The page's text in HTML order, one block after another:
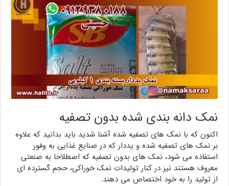
نمک دانه بندی شده بدون تصفیه
اکنون که با نمک های تصفیه شده آشنا شدید باید بدانید که علاوه
بر نمک های تصفیه شده و یددار که در صنایع غذایی به وفور
استفاده می شود، نمک های بدون تصفیه که اصطلاحا به صنعتی
معروف هستند نیز در کنار تولیدات نمک خوراکی، حجم گسترده ای
از تولید را به خود اختصاص می دهند.